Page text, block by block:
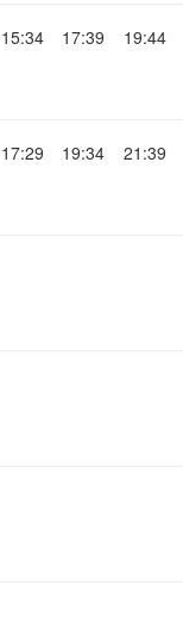
15:34 17:39 19:44
17:29 19:34 21:39